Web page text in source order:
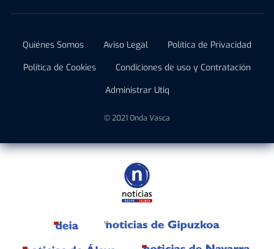
Quiénes Somos Aviso Legal
Política de Privacidad
Política de Cookies
Condiciones de uso y Contratación
Administrar Utiq
© 2021 Onda Vasca